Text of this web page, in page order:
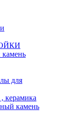
для
керамика
камень